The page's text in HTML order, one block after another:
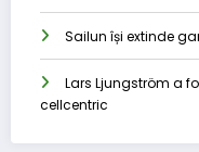
Sailun își extinde
Lars Ljungström a
cellcentric